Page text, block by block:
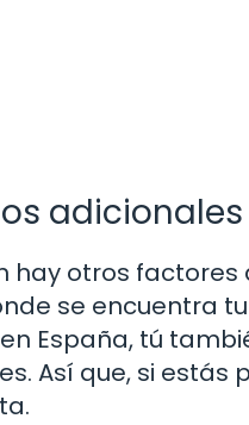
adicionales
hay otros factores
se encuentra
España, tú
Así que, si